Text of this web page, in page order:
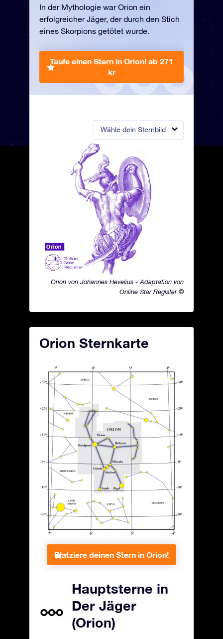
Wähle dein Sternbild
Orion von Johannes Hevelius - Adaptation von
Online Star Register ©
In der Mythologie war Orion ein
erfolgreicher Jäger, der durch den Stich
eines Skorpions getötet wurde.
Taufe einen Stern in Orion! ab 271
kr
Orion Sternkarte
Platziere deinen Stern in Orion!
Hauptsterne in
Der Jäger
(Orion)